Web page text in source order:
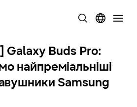
Galaxy Buds Pro:
найпреміальніші
Samsung